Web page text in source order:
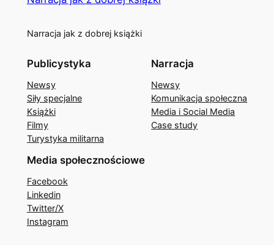
Narracja jak z dobrej książki
Publicystyka
Newsy
Siły specjalne
Książki
Filmy
Turystyka militarna
Narracja
Newsy
Komunikacja społeczna
Media i Social Media
Case study
Media społecznościowe
Facebook
Linkedin
Twitter/X
Instagram